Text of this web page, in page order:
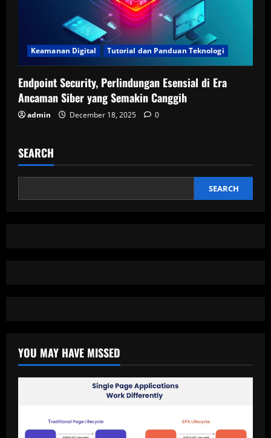
Keamanan Digital Tutorial dan Panduan Teknologi
Endpoint Security, Perlindungan Esensial di Era
Ancaman Siber yang Semakin Canggih
admin December 18, 2025 0
SEARCH
SEARCH
YOU MAY HAVE MISSED